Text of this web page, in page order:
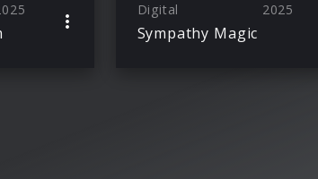
Digital 2025
Sympathy Magic